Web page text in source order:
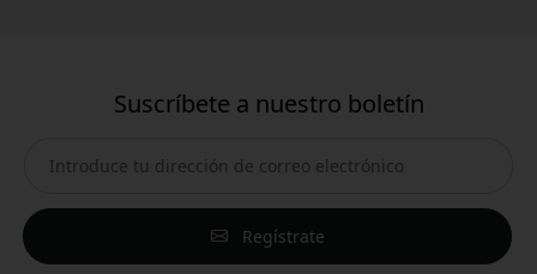
Suscríbete a nuestro boletín
Regístrate